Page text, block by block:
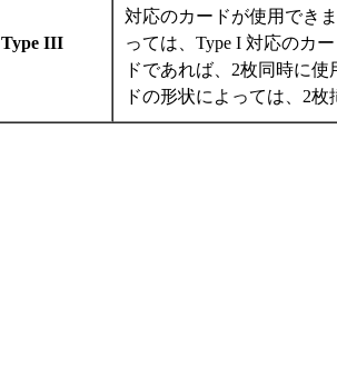
Type III
対応のカードが使用でき
っては、Type I 対応のカ
ドであれば、2枚同時に
ドの形状によっては、2